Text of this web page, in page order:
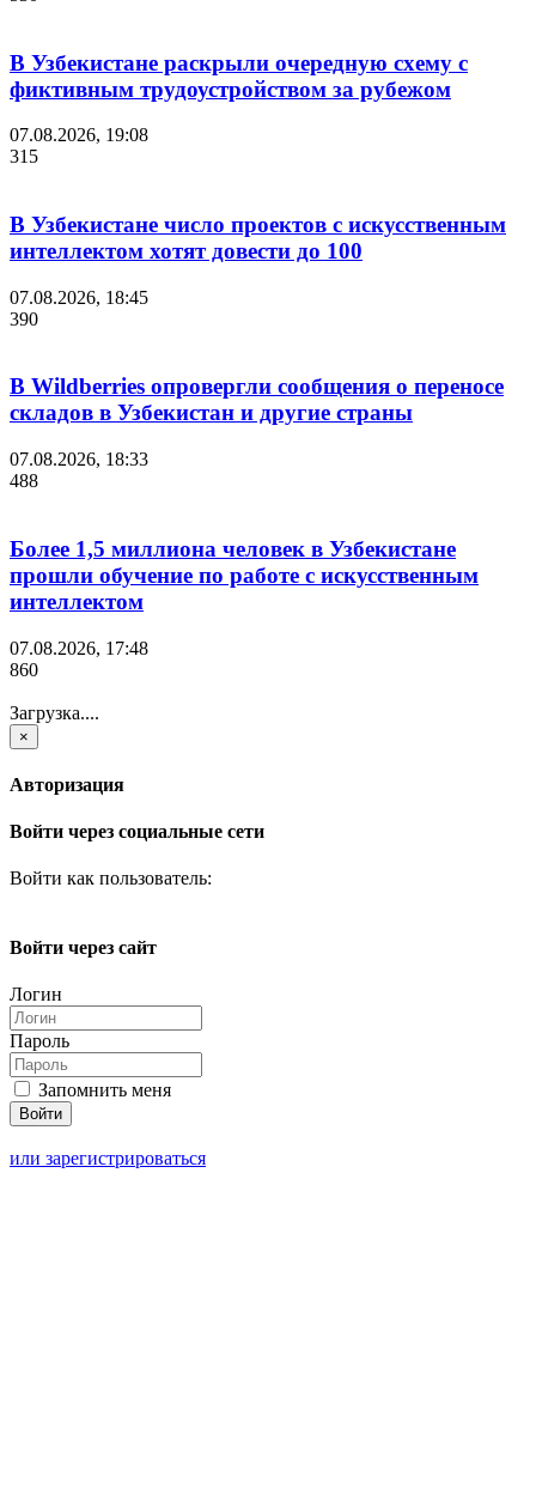
В Узбекистане раскрыли очередную схему с
фиктивным трудоустройством за рубежом
07.08.2026, 19:08
315
В Узбекистане число проектов с искусственным
интеллектом хотят довести до 100
07.08.2026, 18:45
390
В Wildberries опровергли сообщения о переносе
складов в Узбекистан и другие страны
07.08.2026, 18:33
488
Более 1,5 миллиона человек в Узбекистане
прошли обучение по работе с искусственным
интеллектом
07.08.2026, 17:48
860
Загрузка....
×
Авторизация
Войти через социальные сети
Войти как пользователь:
Войти через сайт
Логин
Пароль
Запомнить меня
или зарегистрироваться